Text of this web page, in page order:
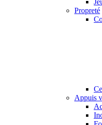
Propreté
Appuis